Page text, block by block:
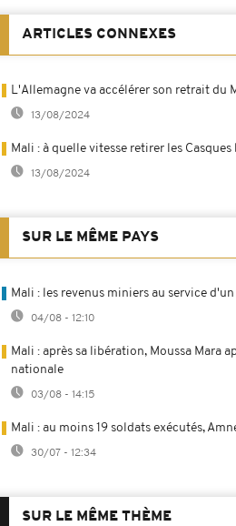
ARTICLES CONNEXES
L'Allemagne va accélérer son retrait du
13/08/2024
Mali : à quelle vitesse retirer les Casques
13/08/2024
SUR LE MÊME PAYS
Mali : les revenus miniers au service
04/08 - 12:10
Mali : après sa libération, Moussa Mara
nationale
03/08 - 14:15
Mali : au moins 19 soldats exécutés,
30/07 - 12:34
SUR LE MÊME THÈME